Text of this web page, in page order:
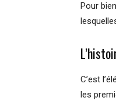
Pour bien
C’est
les